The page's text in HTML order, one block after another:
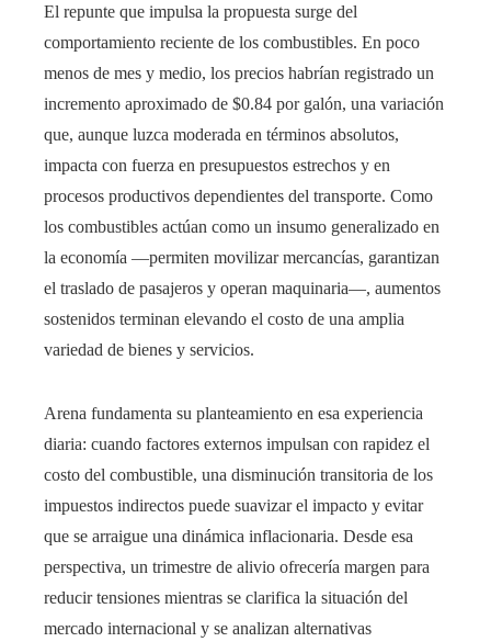
El repunte que impulsa la propuesta surge del
comportamiento reciente de los combustibles. En poco
menos de mes y medio, los precios habrían registrado un
incremento aproximado de $0.84 por galón, una variación
que, aunque luzca moderada en términos absolutos,
impacta con fuerza en presupuestos estrechos y en
procesos productivos dependientes del transporte. Como
los combustibles actúan como un insumo generalizado en
la economía —permiten movilizar mercancías, garantizan
el traslado de pasajeros y operan maquinaria—, aumentos
sostenidos terminan elevando el costo de una amplia
variedad de bienes y servicios.
Arena fundamenta su planteamiento en esa experiencia
diaria: cuando factores externos impulsan con rapidez el
costo del combustible, una disminución transitoria de los
impuestos indirectos puede suavizar el impacto y evitar
que se arraigue una dinámica inflacionaria. Desde esa
perspectiva, un trimestre de alivio ofrecería margen para
reducir tensiones mientras se clarifica la situación del
mercado internacional y se analizan alternativas